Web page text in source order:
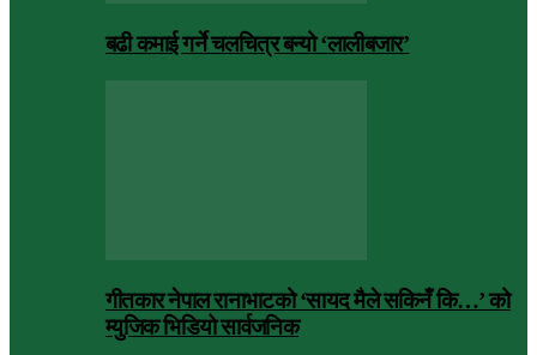
बढी कमाई गर्ने चलचित्र बन्यो ‘लालीबजार’
गीतकार नेपाल रानाभाटको ‘सायद मैले सकिनँ कि…’ को
म्युजिक भिडियो सार्वजनिक